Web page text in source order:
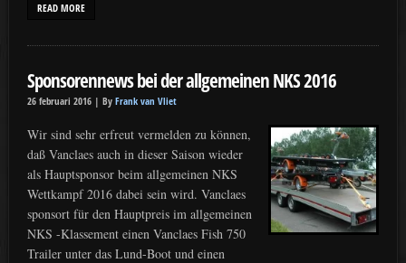
READ MORE
Sponsorennews bei der allgemeinen NKS 2016
26 februari 2016 | By Frank van Vliet
Wir sind sehr erfreut vermelden zu können,
daß Vanclaes auch in dieser Saison wieder
als Hauptsponsor beim allgemeinen NKS
Wettkampf 2016 dabei sein wird. Vanclaes
sponsort für den Hauptpreis im allgemeinen
NKS -Klassement einen Vanclaes Fish 750
Trailer unter das Lund-Boot und einen